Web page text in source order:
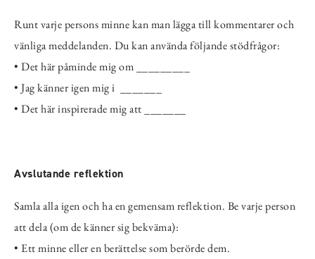
Runt varje persons minne kan man lägga till kommentarer och
vänliga meddelanden. Du kan använda följande stödfrågor:
• Det här påminde mig om _________
• Jag känner igen mig i _______
• Det här inspirerade mig att _______
Avslutande reflektion
Samla alla igen och ha en gemensam reflektion. Be varje person
att dela (om de känner sig bekväma):
• Ett minne eller en berättelse som berörde dem.